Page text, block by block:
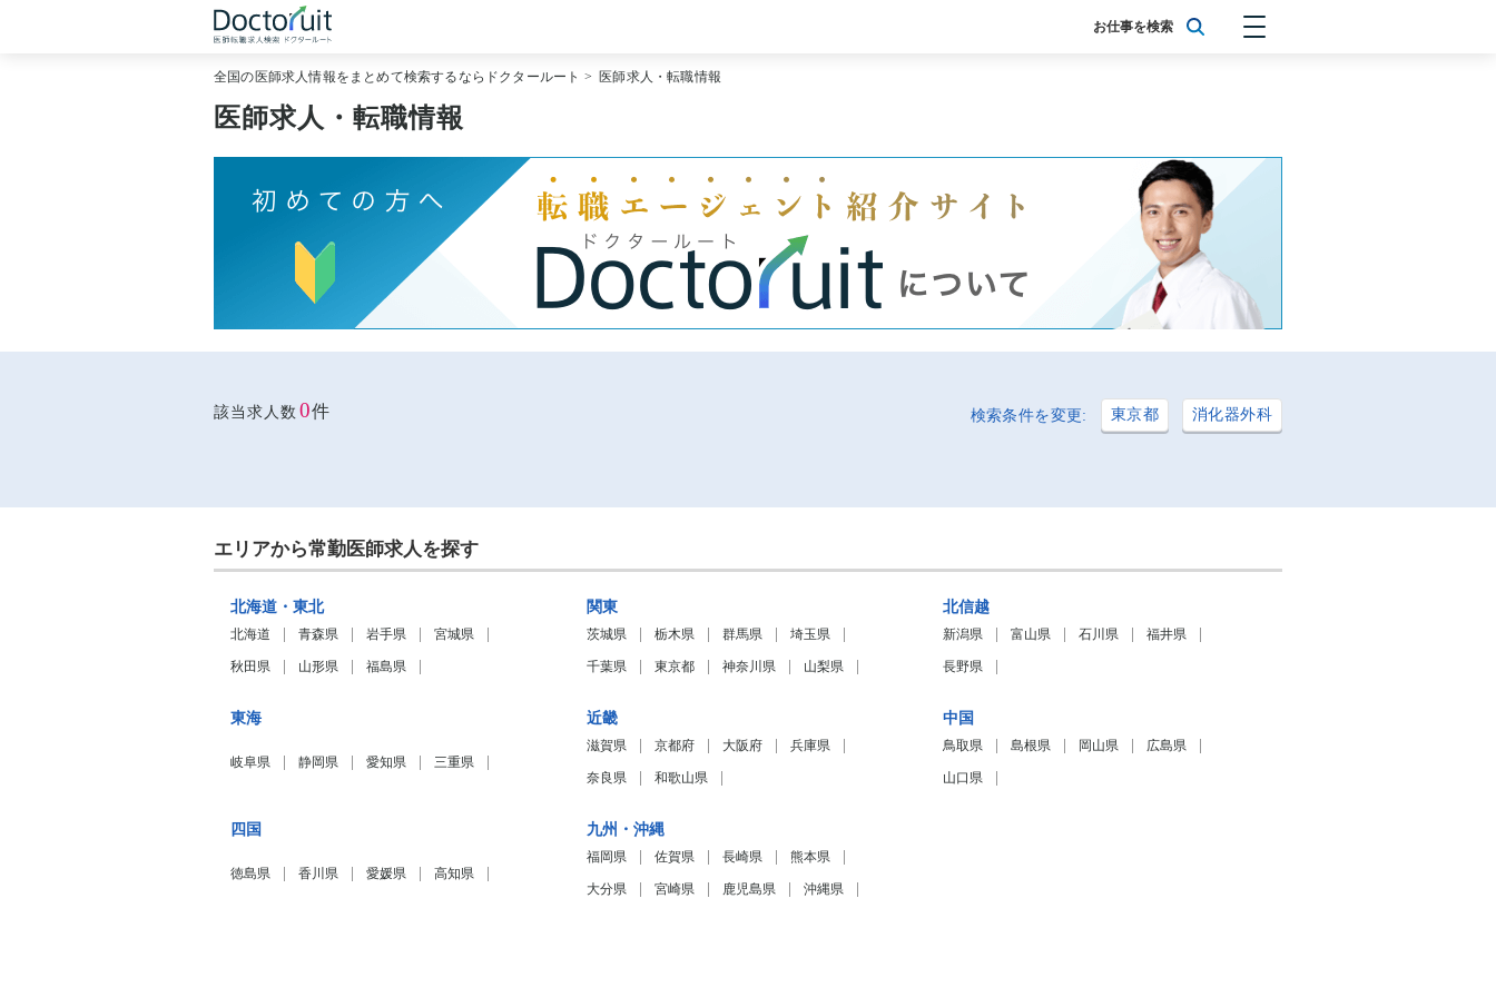
お仕事を検索
[常勤] 科目から探す
Doctoruitについて
運営者情報
プライバシーポリシー
全国の医師求人情報をまとめて検索するならドクタールート > 医師求人・転職情報
医師求人・転職情報
該当求人数 0件 検索条件を変更: 東京都 消化器外科
エリアから常勤医師求人を探す
北海道・東北
北海道 青森県 岩手県 宮城県
秋田県 山形県 福島県
関東
茨城県 栃木県 群馬県 埼玉県
千葉県 東京都 神奈川県 山梨県
北信越
新潟県 富山県 石川県 福井県
長野県
東海
岐阜県 静岡県 愛知県 三重県
近畿
滋賀県 京都府 大阪府 兵庫県
奈良県 和歌山県
中国
鳥取県 島根県 岡山県 広島県
山口県
四国
徳島県 香川県 愛媛県 高知県
九州・沖縄
福岡県 佐賀県 長崎県 熊本県
大分県 宮崎県 鹿児島県 沖縄県